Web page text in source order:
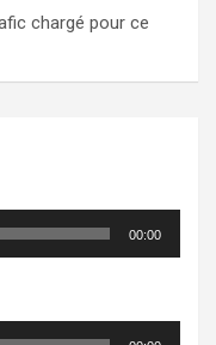
chargé pour ce
00:00